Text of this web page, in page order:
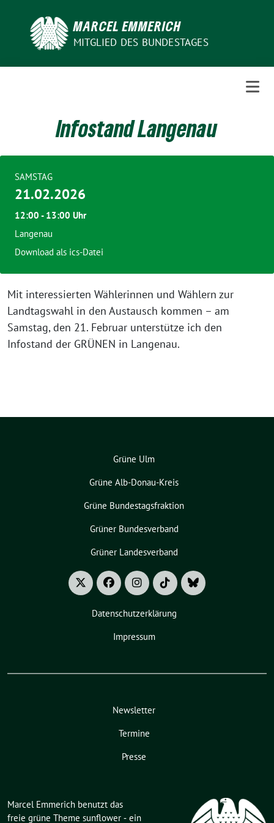
MARCEL EMMERICH
MITGLIED DES BUNDESTAGES
Infostand Langenau
Mit interessierten Wählerinnen und Wählern zur
Landtagswahl in den Austausch kommen – am
Samstag, den 21. Februar unterstütze ich den
Infostand der GRÜNEN in Langenau.
SAMSTAG
21.02.2026
12:00 - 13:00 Uhr
Langenau
Download als ics-Datei
Grüne Ulm
Grüne Alb-Donau-Kreis
Grüne Bundestagsfraktion
Grüner Bundesverband
Grüner Landesverband
Datenschutzerklärung
Impressum
Newsletter
Termine
Presse
Marcel Emmerich benutzt das
freie grüne Theme sunflower ‐ ein